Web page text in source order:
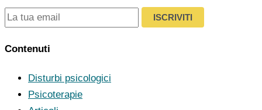
ISCRIVITI
Contenuti
Disturbi psicologici
Psicoterapie